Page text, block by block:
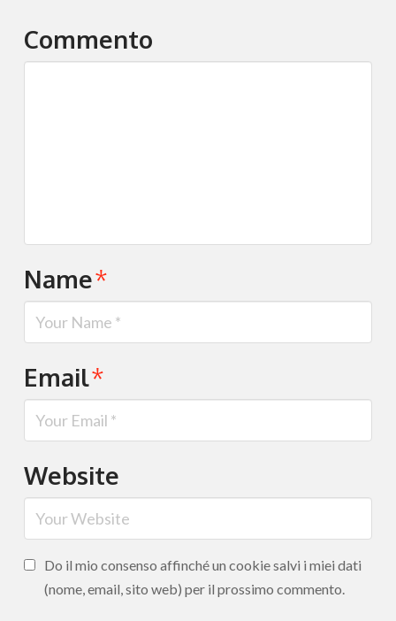
Commento
Name*
Email*
Website
Do il mio consenso affinché un cookie salvi i miei dati
(nome, email, sito web) per il prossimo commento.